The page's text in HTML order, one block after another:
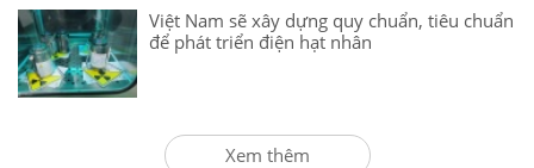
Việt Nam sẽ xây dựng quy chuẩn, tiêu chuẩn
để phát triển điện hạt nhân
Xem thêm